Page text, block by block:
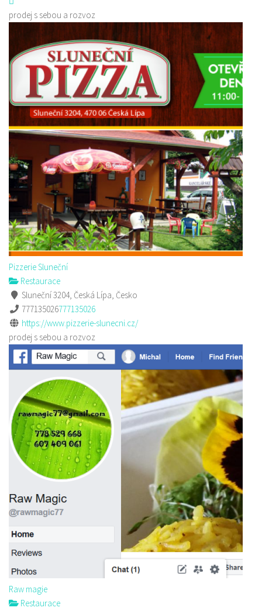
prodej s sebou a rozvoz
Pizzerie Sluneční
Restaurace
Sluneční 3204, Česká Lípa, Česko
777135026777135026
https://www.pizzerie-slunecni.cz/
prodej s sebou a rozvoz
Raw magie
Restaurace